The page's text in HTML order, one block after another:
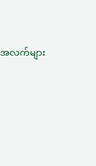
က်များ